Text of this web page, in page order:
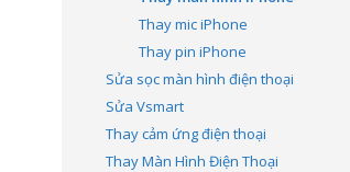
Thay mic iPhone
Thay pin iPhone
Sửa sọc màn hình điện thoại
Sửa Vsmart
Thay cảm ứng điện thoại
Thay Màn Hình Điện Thoại